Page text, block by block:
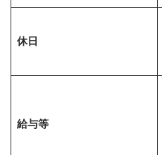
休日
給与等